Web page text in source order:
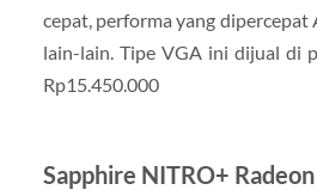
cepat, performa yang dipercepat
lain-lain. Tipe VGA ini dijual di
Rp15.450.000
Sapphire NITRO+